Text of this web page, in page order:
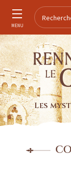
MENU
Les